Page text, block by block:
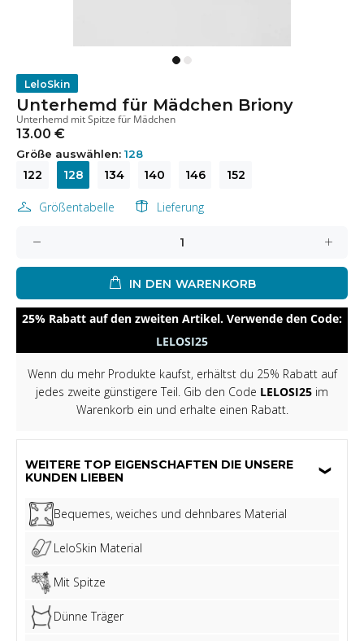
LeloSkin
Unterhemd für Mädchen Briony
Unterhemd mit Spitze für Mädchen
13.00 €
Größe auswählen: 128
122 128 134 140 146 152
Größentabelle Lieferung
IN DEN WARENKORB
25% Rabatt auf den zweiten Artikel. Verwende den Code:
LELOSI25
Wenn du mehr Produkte kaufst, erhältst du 25% Rabatt auf
jedes zweite günstigere Teil. Gib den Code LELOSI25 im
Warenkorb ein und erhalte einen Rabatt.
WEITERE TOP EIGENSCHAFTEN DIE UNSERE
KUNDEN LIEBEN
Bequemes, weiches und dehnbares Material
LeloSkin Material
Mit Spitze
Dünne Träger